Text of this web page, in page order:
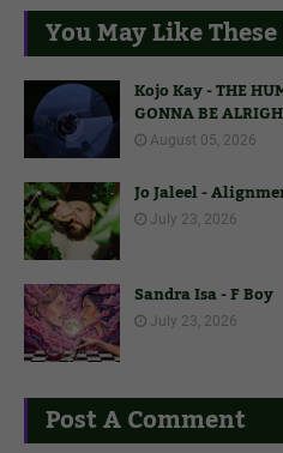
You May Like
Kojo Kay - THE
GONNA BE
August 05, 2026
Jo Jaleel -
July 23, 2026
Sandra Isa - F Boy
July 23, 2026
Post A Comment